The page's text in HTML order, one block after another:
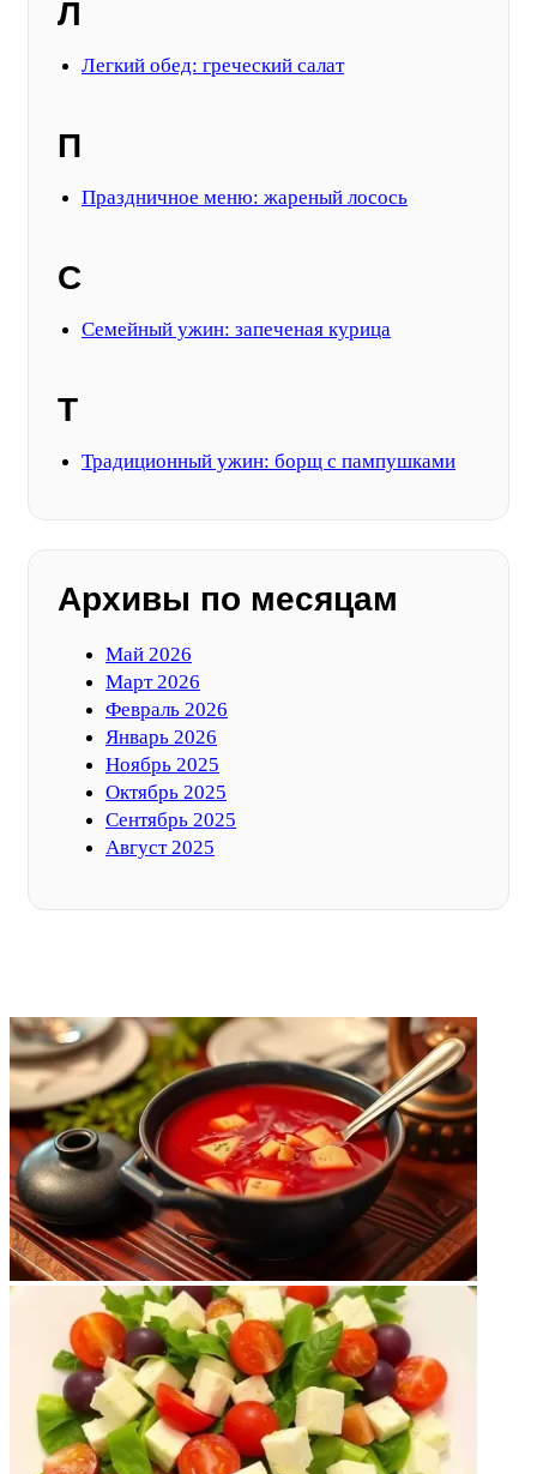
Л
Легкий обед: греческий салат
П
Праздничное меню: жареный лосось
С
Семейный ужин: запеченая курица
Т
Традиционный ужин: борщ с пампушками
Архивы по месяцам
Май 2026
Март 2026
Февраль 2026
Январь 2026
Ноябрь 2025
Октябрь 2025
Сентябрь 2025
Август 2025